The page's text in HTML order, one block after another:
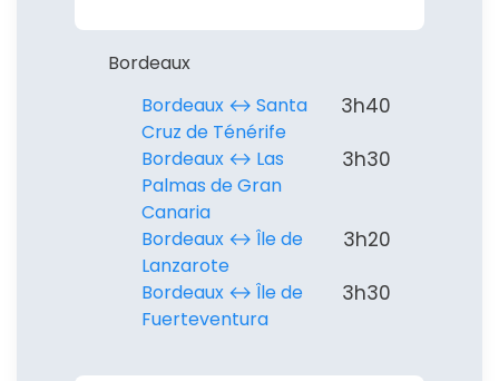
Bordeaux
Bordeaux ↔︎ Santa
Cruz de Ténérife
3h40
Bordeaux ↔︎ Las
Palmas de Gran
Canaria
3h30
Bordeaux ↔︎ Île de
Lanzarote
3h20
Bordeaux ↔︎ Île de
Fuerteventura
3h30